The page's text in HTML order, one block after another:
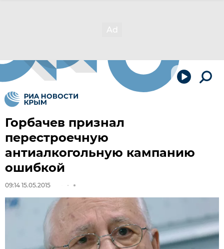
Горбачев признал
перестроечную
антиалкогольную кампанию
ошибкой
09:14 15.05.2015